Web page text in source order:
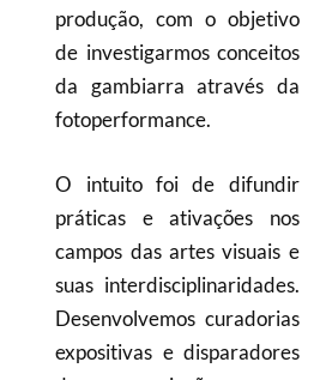
produção, com o objetivo
de investigarmos conceitos
da gambiarra através da
fotoperformance.
O intuito foi de difundir
práticas e ativações nos
campos das artes visuais e
suas interdisciplinaridades.
Desenvolvemos curadorias
expositivas e disparadores